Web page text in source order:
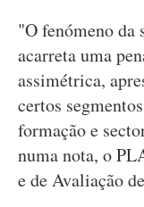
"O fenómeno da
acarreta uma
assimétrica,
certos
formação e
numa nota, o
e de Avaliação